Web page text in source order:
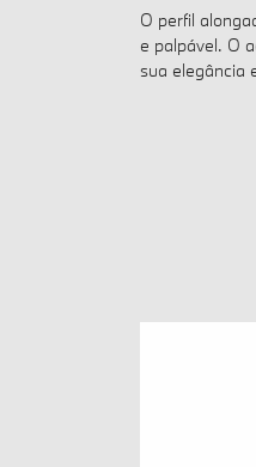
O perfil
e palpável. O
sua elegância